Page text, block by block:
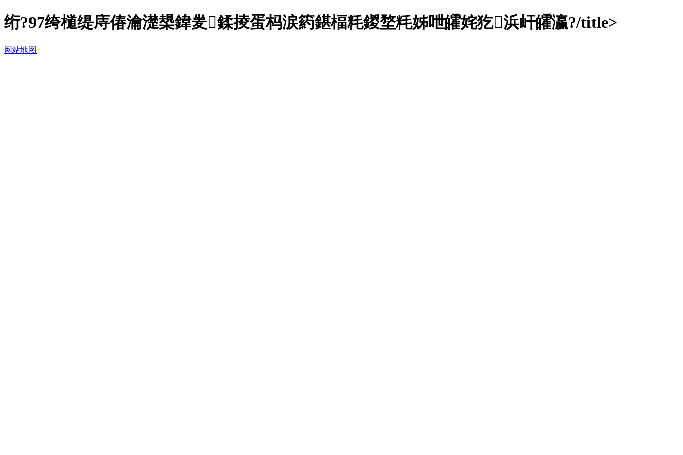
绗?97绔檤缇庤偆瀹濋槼鍏夎鍒掕蛋杩涙箹鍖楅粍鍐堥粍姊呭皬姹犵浜屽皬瀛?/title>
网站地图